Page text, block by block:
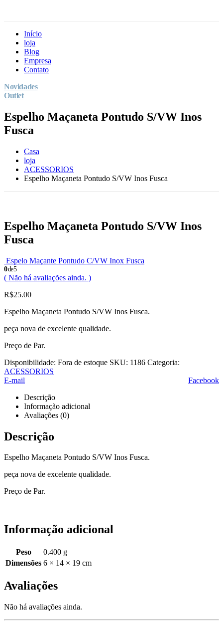
Início
loja
Blog
Empresa
Contato
Novidades
Outlet
Espelho Maçaneta Pontudo S/VW Inos
Fusca
Casa
loja
ACESSORIOS
Espelho Maçaneta Pontudo S/VW Inos Fusca
Espelho Maçaneta Pontudo S/VW Inos
Fusca
Espelo Maçante Pontudo C/VW Inox Fusca
0de 5
( Não há avaliações ainda. )
R$25.00
Espelho Maçaneta Pontudo S/VW Inos Fusca.
peça nova de excelente qualidade.
Preço de Par.
Disponibilidade: Fora de estoque SKU: 1186 Categoria:
ACESSORIOS
Facebook
E-mail
Descrição
Informação adicional
Avaliações (0)
Descrição
Espelho Maçaneta Pontudo S/VW Inos Fusca.
peça nova de excelente qualidade.
Preço de Par.
Informação adicional
Peso
0.400 g
Dimensões 6 × 14 × 19 cm
Avaliações
Não há avaliações ainda.